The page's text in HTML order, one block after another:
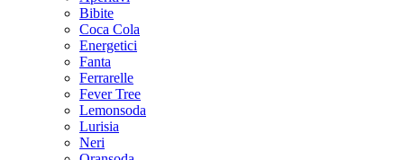
Bibite
Coca Cola
Energetici
Fanta
Ferrarelle
Fever Tree
Lemonsoda
Lurisia
Neri